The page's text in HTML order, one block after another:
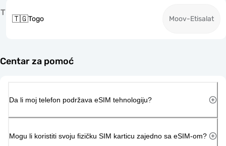
T
🇹🇬Togo Moov-Etisalat
Centar za pomoć
Da li moj telefon podržava eSIM tehnologiju?
Mogu li koristiti svoju fizičku SIM karticu zajedno sa eSIM-om?